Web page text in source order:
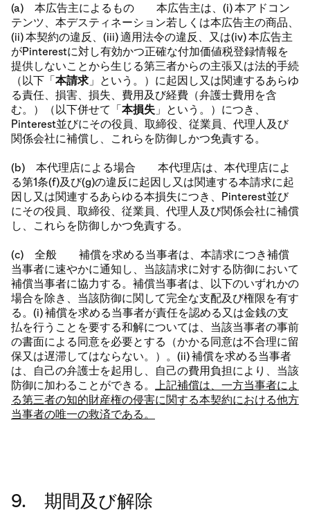
(a) 本広告主によるもの 本広告主は、(i) 本アドコン
テンツ、本デスティネーション若しくは本広告主の商品、
(ii) 本契約の違反、(iii) 適用法令の違反、又は(iv) 本広告主
がPinterestに対し有効かつ正確な付加価値税登録情報を
提供しないことから生じる第三者からの主張又は法的手続
（以下「本請求」という。）に起因し又は関連するあらゆ
る責任、損害、損失、費用及び経費（弁護士費用を含
む。）（以下併せて「本損失 」という。）につき、
Pinterest並びにその役員、取締役、従業員、代理人及び
関係会社に補償し、これらを防御しかつ免責する。
(b) 本代理店による場合 本代理店は、本代理店によ
る第1条(f)及び(g)の違反に起因し又は関連する本請求に起
因し又は関連するあらゆる本損失につき、Pinterest並び
にその役員、取締役、従業員、代理人及び関係会社に補償
し、これらを防御しかつ免責する。
(c) 全般 補償を求める当事者は、本請求につき補償
当事者に速やかに通知し、当該請求に対する防御において
補償当事者に協力する。補償当事者は、以下のいずれかの
場合を除き、当該防御に関して完全な支配及び権限を有す
る。(i) 補償を求める当事者が責任を認める又は金銭の支
払を行うことを要する和解については、当該当事者の事前
の書面による同意を必要とする（かかる同意は不合理に留
保又は遅滞してはならない。）。(ii) 補償を求める当事者
は、自己の弁護士を起用し、自己の費用負担により、当該
防御に加わることができる。 上記補償は、一方当事者によ
る第三者の知的財産権の侵害に関する本契約における他方
当事者の唯一の救済である。
9. 期間及び解除